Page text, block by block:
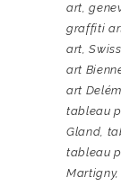
art,
graffiti
art,
art
art
tableau
Gland,
tableau
Martigny,